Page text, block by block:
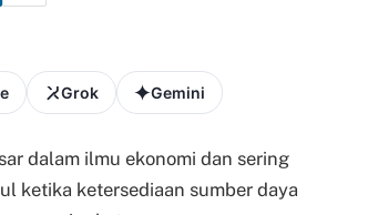
Grok Gemini
dalam ilmu ekonomi dan sering
ketika ketersediaan sumber daya